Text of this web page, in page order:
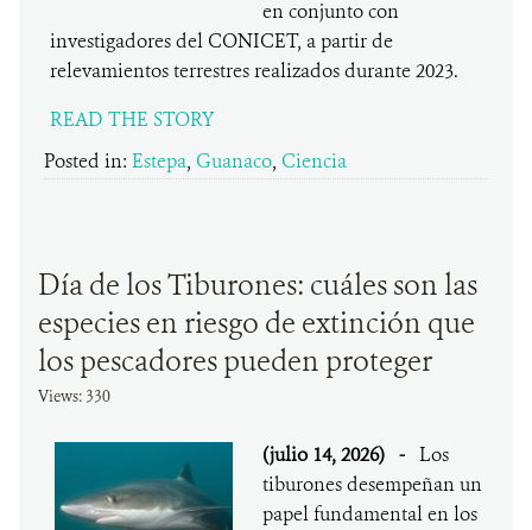
en conjunto con
investigadores del CONICET, a partir de
relevamientos terrestres realizados durante 2023.
READ THE STORY
Posted in: Estepa, Guanaco, Ciencia
Día de los Tiburones: cuáles son las
especies en riesgo de extinción que
los pescadores pueden proteger
Views: 330
(julio 14, 2026) - Los
tiburones desempeñan un
papel fundamental en los